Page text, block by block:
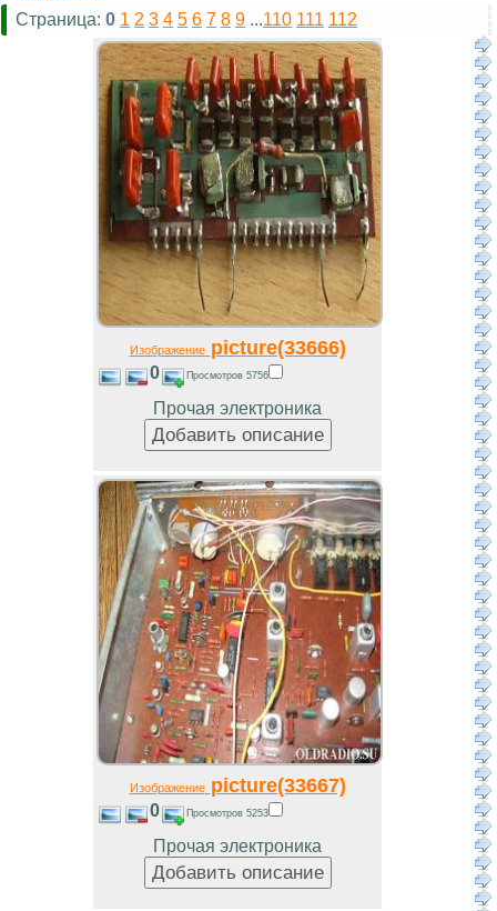
Страница: 0 1 2 3 4 5 6 7 8 9 ...110 111 112
Изображениеpicture(33666)
0 Просмотров 5756
Прочая электроника
Изображениеpicture(33667)
0 Просмотров 5253
Прочая электроника